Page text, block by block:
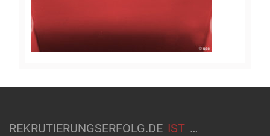
REKRUTIERUNGSERFOLG.DE IST …